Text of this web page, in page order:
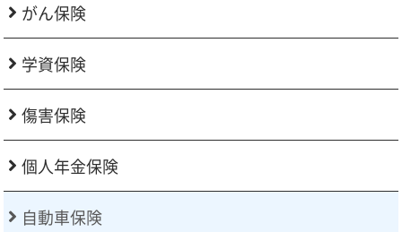
がん保険
学資保険
傷害保険
個人年金保険
自動車保険